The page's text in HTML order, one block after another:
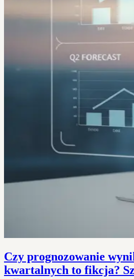
Czy prognozowanie
kwartalnych to fikcja?